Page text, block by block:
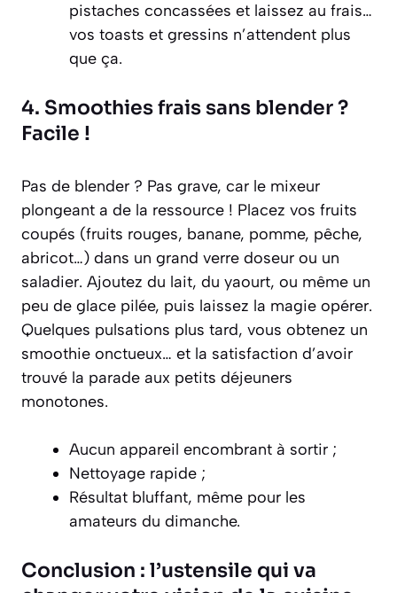
pistaches concassées et laissez au frais…
vos toasts et gressins n’attendent plus
que ça.
4. Smoothies frais sans blender ?
Facile !
Pas de blender ? Pas grave, car le mixeur
plongeant a de la ressource ! Placez vos fruits
coupés (fruits rouges, banane, pomme, pêche,
abricot…) dans un grand verre doseur ou un
saladier. Ajoutez du lait, du yaourt, ou même un
peu de glace pilée, puis laissez la magie opérer.
Quelques pulsations plus tard, vous obtenez un
smoothie onctueux… et la satisfaction d’avoir
trouvé la parade aux petits déjeuners
monotones.
Aucun appareil encombrant à sortir ;
Nettoyage rapide ;
Résultat bluffant, même pour les
amateurs du dimanche.
Conclusion : l’ustensile qui va